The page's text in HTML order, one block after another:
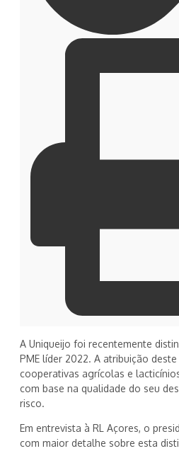
A Uniqueijo foi recentemente
PME líder 2022. A atribuição
cooperativas agrícolas e
com base na qualidade do seu
risco.
Em entrevista à RL Açores, o
com maior detalhe sobre esta